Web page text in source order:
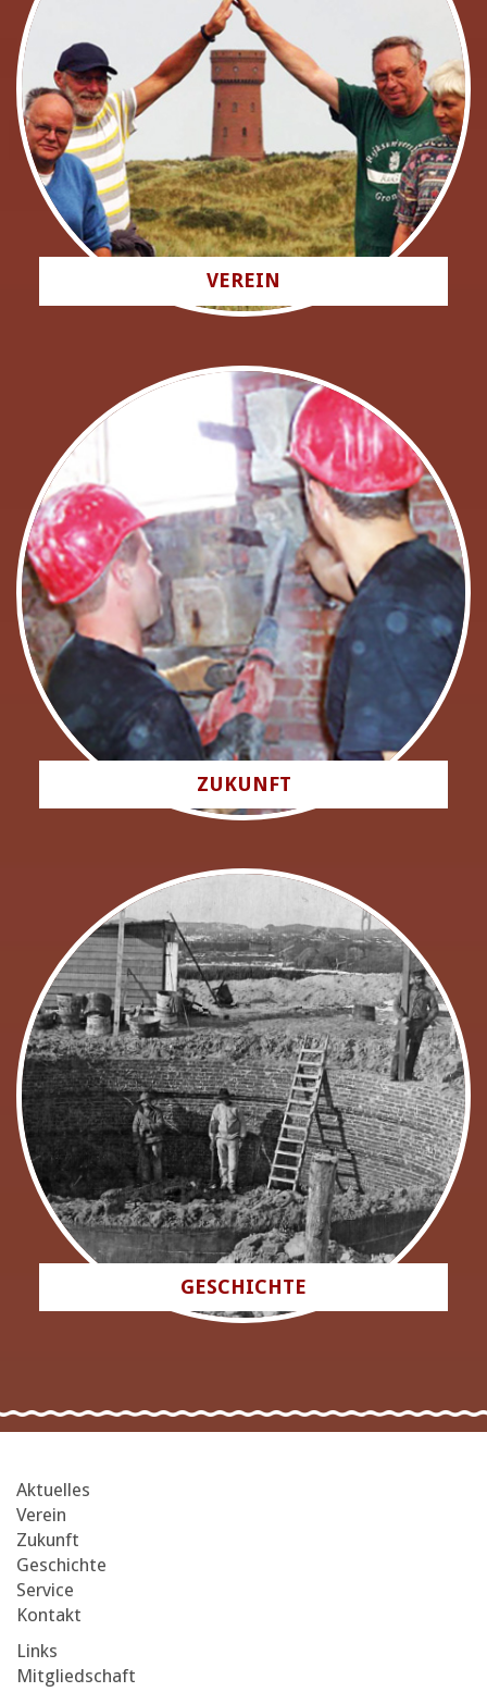
VEREIN
ZUKUNFT
GESCHICHTE
Aktuelles
Verein
Zukunft
Geschichte
Service
Kontakt
Links
Mitgliedschaft